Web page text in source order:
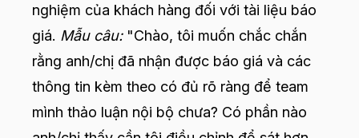
nghiệm của khách hàng đối với tài liệu báo
giá. Mẫu câu:"Chào, tôi muốn chắc chắn
rằng anh/chị đã nhận được báo giá và các
thông tin kèm theo có đủ rõ ràng để team
mình thảo luận nội bộ chưa? Có phần nào